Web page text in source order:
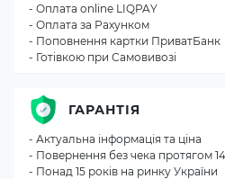
- Оплата online LIQPAY
- Оплата за Рахунком
- Поповнення картки ПриватБанк
- Готівкою при Самовивозі
ГАРАНТІЯ
- Актуальна інформація та ціна
- Повернення без чека протягом
- Понад 15 років на ринку України